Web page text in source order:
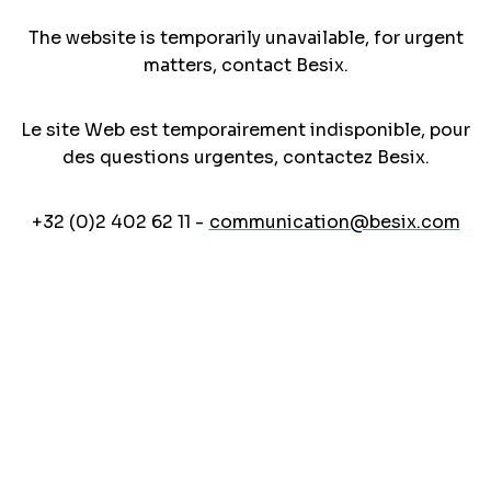
The website is temporarily unavailable, for urgent
matters, contact Besix.
Le site Web est temporairement indisponible, pour
des questions urgentes, contactez Besix.
+32 (0)2 402 62 11 - communication@besix.com